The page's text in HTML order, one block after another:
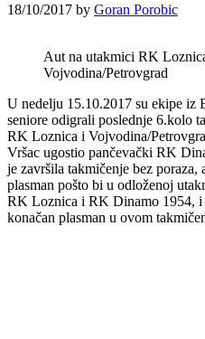
18/10/2017 by Goran Porobic
Aut na utakmici RK
Vojvodina/Petrovgrad
U nedelju 15.10.2017 su ekipe iz
seniore odigrali poslednje 6.kolo
RK Loznica i Vojvodina/
Vršac ugostio pančevački RK
je završila takmičenje bez poraza,
plasman pošto bi u odloženoj
RK Loznica i RK Dinamo 1954, i
konačan plasman u ovom